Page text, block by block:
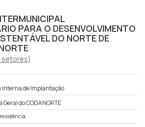
PARA O DESENVOLVIMENTO
DO NORTE DE
Interna de Implantação
Geral do CODANORTE